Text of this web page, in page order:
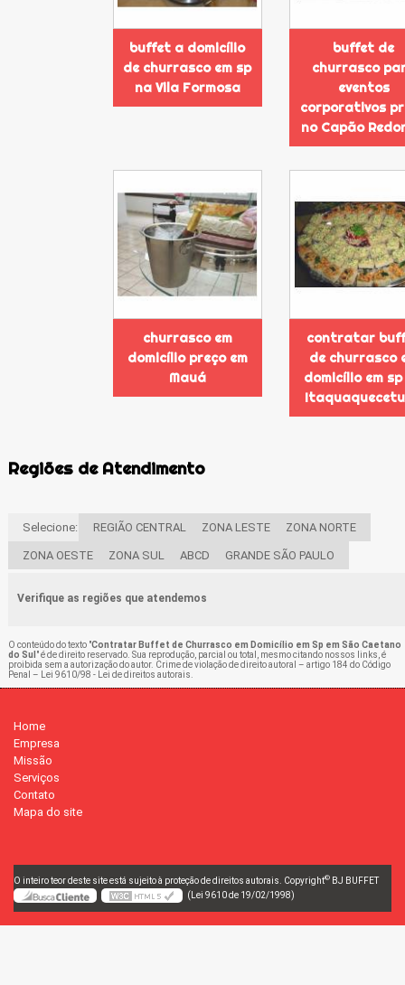
buffet a domicílio
de churrasco em sp
na Vila Formosa
buffet de
churrasco
eventos
corporativos
no Capão
churrasco em
domicílio preço em
Mauá
contratar
de churrasco
domicílio em
Regiões de Atendimento
Selecione: REGIÃO CENTRAL ZONA LESTE ZONA NORTE
ZONA OESTE ZONA SUL ABCD GRANDE SÃO PAULO
Verifique as regiões que atendemos
O conteúdo do texto "Contratar Buffet de Churrasco em Domicílio em Sp em São Caetano
do Sul " é de direito reservado. Sua reprodução, parcial ou total, mesmo citando nossos links, é
proibida sem a autorização do autor. Crime de violação de direito autoral – artigo 184 do Código
Penal –
Lei 9610/98 - Lei de direitos autorais
Home
Empresa
Missão
Serviços
Contato
Mapa do site
O inteiro teor deste site está sujeito à proteção de direitos autorais. Copyright© BJ BUFFET
(Lei 9610 de 19/02/1998)